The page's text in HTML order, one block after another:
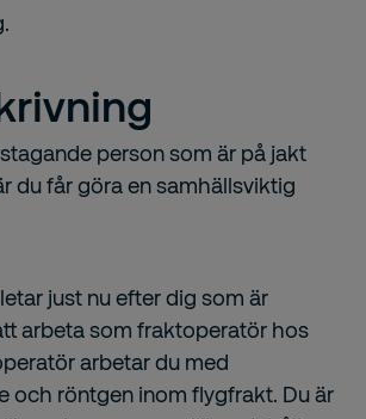
person som är på jakt
du får göra en samhällsviktig
just nu efter dig som är
arbeta som fraktoperatör hos
arbetar du med
och röntgen inom flygfrakt. Du är